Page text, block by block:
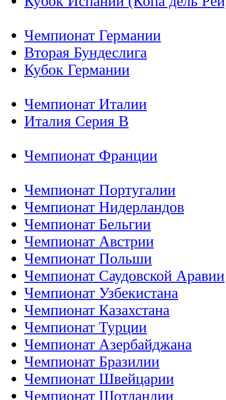
Чемпионат Германии
Вторая Бундеслига
Кубок Германии
Чемпионат Италии
Италия Серия B
Чемпионат Франции
Чемпионат Португалии
Чемпионат Нидерландов
Чемпионат Бельгии
Чемпионат Австрии
Чемпионат Польши
Чемпионат Саудовской Аравии
Чемпионат Узбекистана
Чемпионат Казахстана
Чемпионат Турции
Чемпионат Азербайджана
Чемпионат Бразилии
Чемпионат Швейцарии
Чемпионат Шотландии